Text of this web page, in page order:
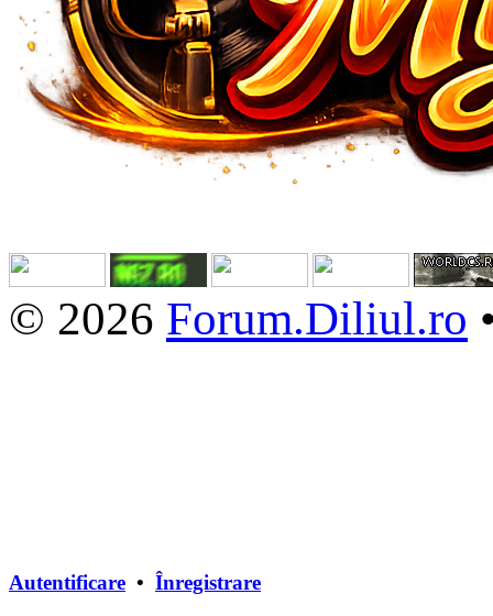
© 2026 Forum.Diliul.ro
Autentificare • Înregistrare